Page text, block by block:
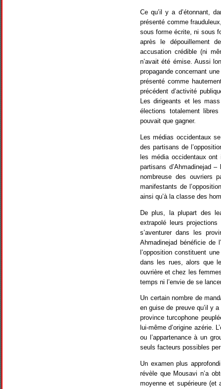
Ce qu’il y a d’étonnant,
présenté comme
sous forme écrite, ni sous
après le dépouillement
accusation crédible (ni
n’avait été émise. Aussi
propagande concernant
présenté comme
précédent d’activité
Les dirigeants et les
élections totalement
pouvait que gagner.
Les médias occidentaux
des partisans de
les média occidentaux ont
partisans d’Ahmadinejad
nombreuse des ouvriers
manifestants de
ainsi qu’à la classe des
De plus, la plupart des
extrapolé leurs
s’aventurer dans les
Ahmadinejad bénéficie de
l’opposition constituent
dans les rues, alors que
ouvrière et chez les
temps ni l’envie de se
Un certain nombre de
en guise de preuve qu’il y
province turcophone
lui-même d’origine azérie.
ou l’appartenance à un
seuls facteurs possibles
Un examen plus
révèle que Mousavi n’a
moyenne et supérieure (et